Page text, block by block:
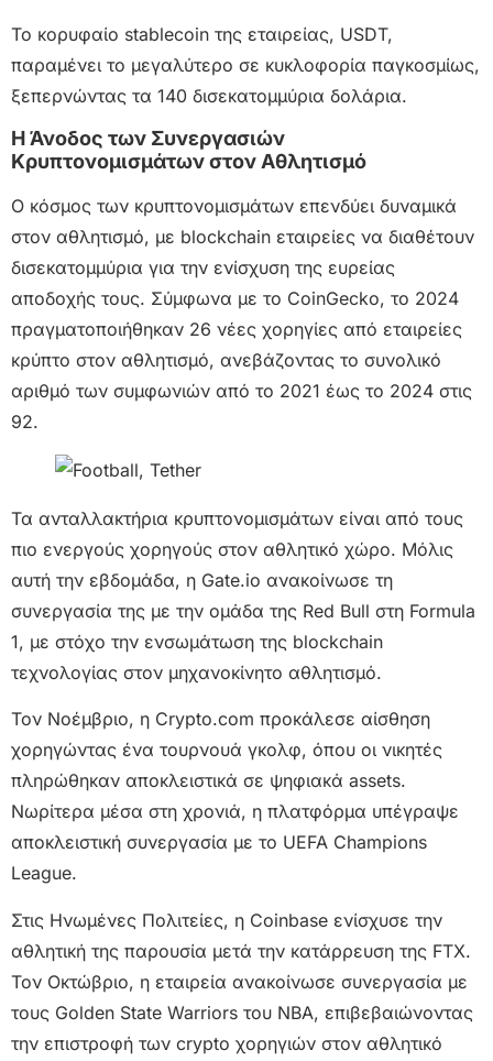
Το κορυφαίο stablecoin της εταιρείας, USDT,
παραμένει το μεγαλύτερο σε κυκλοφορία παγκοσμίως,
ξεπερνώντας τα 140 δισεκατομμύρια δολάρια.
Η Άνοδος των Συνεργασιών
Κρυπτονομισμάτων στον Αθλητισμό
Ο κόσμος των κρυπτονομισμάτων επενδύει δυναμικά
στον αθλητισμό, με blockchain εταιρείες να διαθέτουν
δισεκατομμύρια για την ενίσχυση της ευρείας
αποδοχής τους. Σύμφωνα με το CoinGecko, το 2024
πραγματοποιήθηκαν 26 νέες χορηγίες από εταιρείες
κρύπτο στον αθλητισμό, ανεβάζοντας το συνολικό
αριθμό των συμφωνιών από το 2021 έως το 2024 στις
92.
Τα ανταλλακτήρια κρυπτονομισμάτων είναι από τους
πιο ενεργούς χορηγούς στον αθλητικό χώρο. Μόλις
αυτή την εβδομάδα, η Gate.io ανακοίνωσε τη
συνεργασία της με την ομάδα της Red Bull στη Formula
1, με στόχο την ενσωμάτωση της blockchain
τεχνολογίας στον μηχανοκίνητο αθλητισμό.
Τον Νοέμβριο, η Crypto.com προκάλεσε αίσθηση
χορηγώντας ένα τουρνουά γκολφ, όπου οι νικητές
πληρώθηκαν αποκλειστικά σε ψηφιακά assets.
Νωρίτερα μέσα στη χρονιά, η πλατφόρμα υπέγραψε
αποκλειστική συνεργασία με το UEFA Champions
League.
Στις Ηνωμένες Πολιτείες, η Coinbase ενίσχυσε την
αθλητική της παρουσία μετά την κατάρρευση της FTX.
Τον Οκτώβριο, η εταιρεία ανακοίνωσε συνεργασία με
τους Golden State Warriors του NBA, επιβεβαιώνοντας
την επιστροφή των crypto χορηγιών στον αθλητικό